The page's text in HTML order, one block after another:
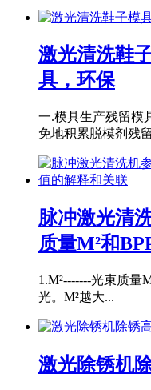
激光清洗鞋
具，环保
一.模具生产残留模
免地积累脱模剂残
脉冲激光清
质量M²和
1.M²-------光束质量
光。M²越大...
激光除锈机